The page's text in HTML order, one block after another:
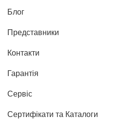
Блог
Представники
Контакти
Гарантія
Сервіс
Сертифікати та Каталоги